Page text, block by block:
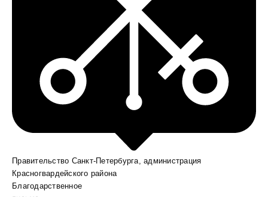
Правительство Санкт-Петербурга, администрация
Красногвардейского района
Благодарственное